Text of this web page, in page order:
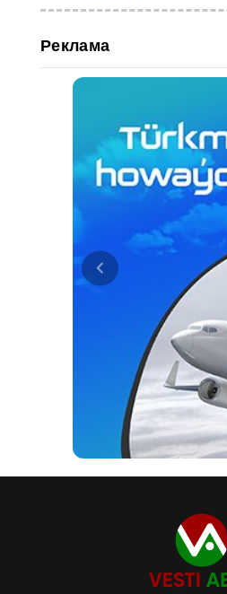
Реклама